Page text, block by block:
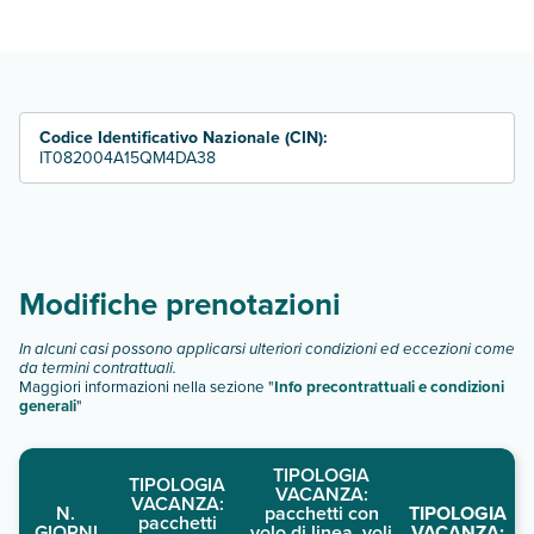
camera standard tripla
camera standard quadrupla
Scopri tutti i dettagli nel paragrafo dedicato "Info e
Codice Identificativo Nazionale (CIN):
IT082004A15QM4DA38
Modifiche prenotazioni
In alcuni casi possono applicarsi ulteriori condizioni ed eccezioni come
da termini contrattuali.
Maggiori informazioni nella sezione "Info precontrattuali e condizioni
generali"
N.
TIPOLOGIA
VACANZA:
pacchetti
TIPOLOGIA
VACANZA:
pacchetti con TIPOLOGIA